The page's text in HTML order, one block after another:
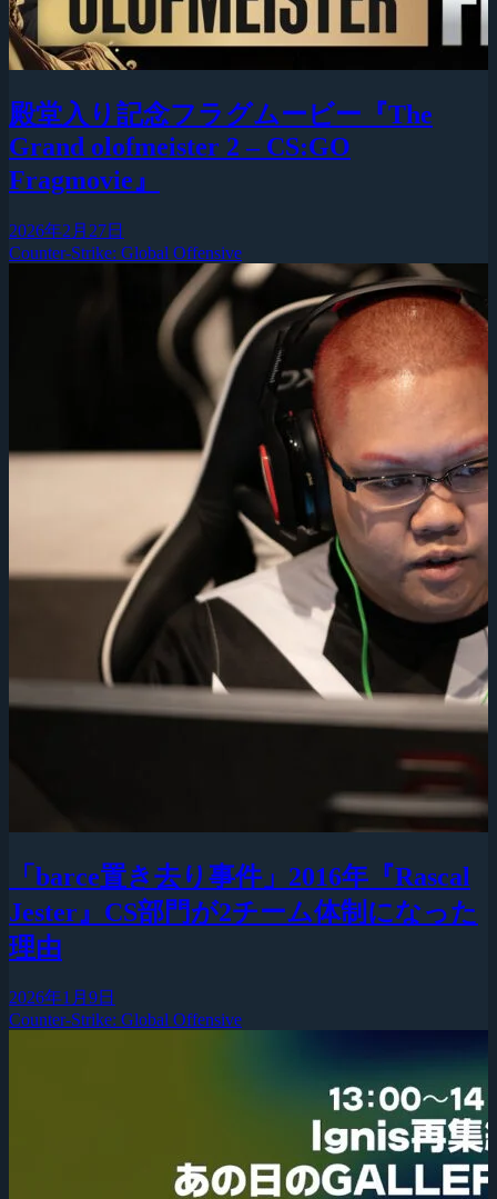
殿堂入り記念フラグムービー『The
Grand olofmeister 2 – CS:GO
Fragmovie』
2026年2月27日
Counter-Strike: Global Offensive
「barce置き去り事件」2016年『Rascal
Jester』CS部門が2チーム体制になった
理由
2026年1月9日
Counter-Strike: Global Offensive